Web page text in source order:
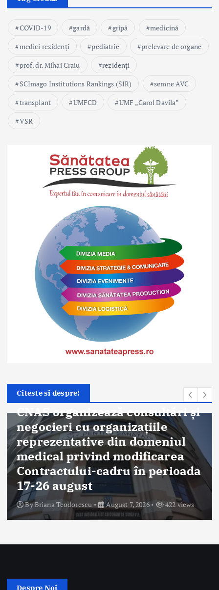
COVID-19 gardă gripă
medicină
medici rezidenți
pediatrie
prelevare de organe
prof. dr. Mihai Craiu
rezidenți
SCImago Institutions Rankings (SIR)
semne AVC
transplant
UMFCD
UMF „Carol Davila”
VSR
Citeste si despre: